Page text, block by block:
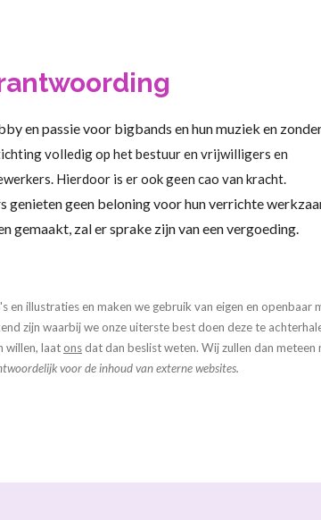
en passie voor bigbands en hun muziek en
volledig op het bestuur en vrijwilligers en
Hierdoor is er ook geen cao van kracht.
geen beloning voor hun verrichte
gemaakt, zal er sprake zijn van een vergoeding.
illustraties en maken we gebruik van eigen en
zijn waarbij we onze uiterste best doen deze te
willen, laat ons dat dan beslist weten. Wij zullen dan
voor de inhoud van externe websites.